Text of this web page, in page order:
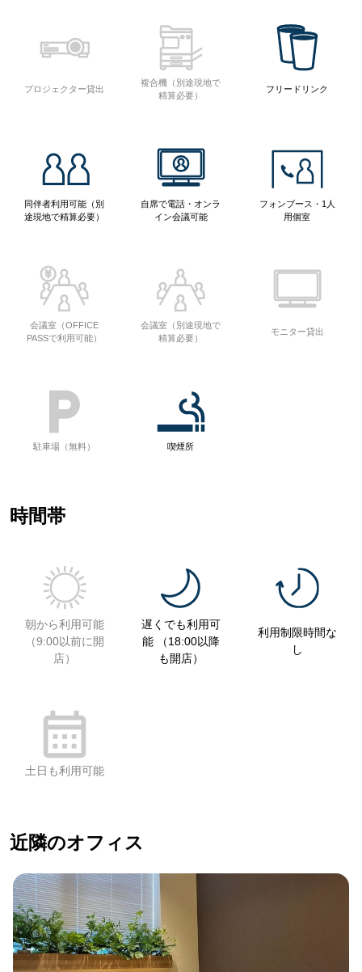
プロジェクター貸出
複合機（別途現地で
精算必要）
フリードリンク
同伴者利用可能（別
途現地で精算必要）
自席で電話・オンラ
イン会議可能
フォンブース・1人
用個室
会議室（OFFICE
PASSで利用可能）
会議室（別途現地で
精算必要）
モニター貸出
駐車場（無料） 喫煙所
時間帯
朝から利用可能
（9:00以前に開
店）
遅くでも利用可
能 （18:00以降
も開店）
利用制限時間な
し
土日も利用可能
近隣のオフィス